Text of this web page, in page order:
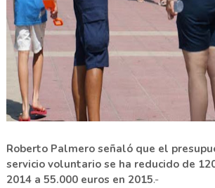
Roberto Palmero señaló que el
servicio voluntario se ha reducido de
2014 a 55.000 euros en 2015.-